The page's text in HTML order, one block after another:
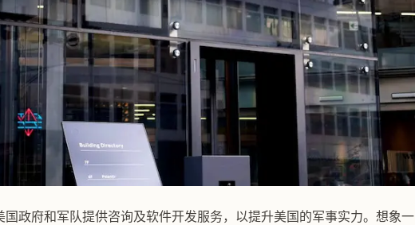
政府和军队提供咨询及软件开发服务，以提升美国的军事实力。想象一